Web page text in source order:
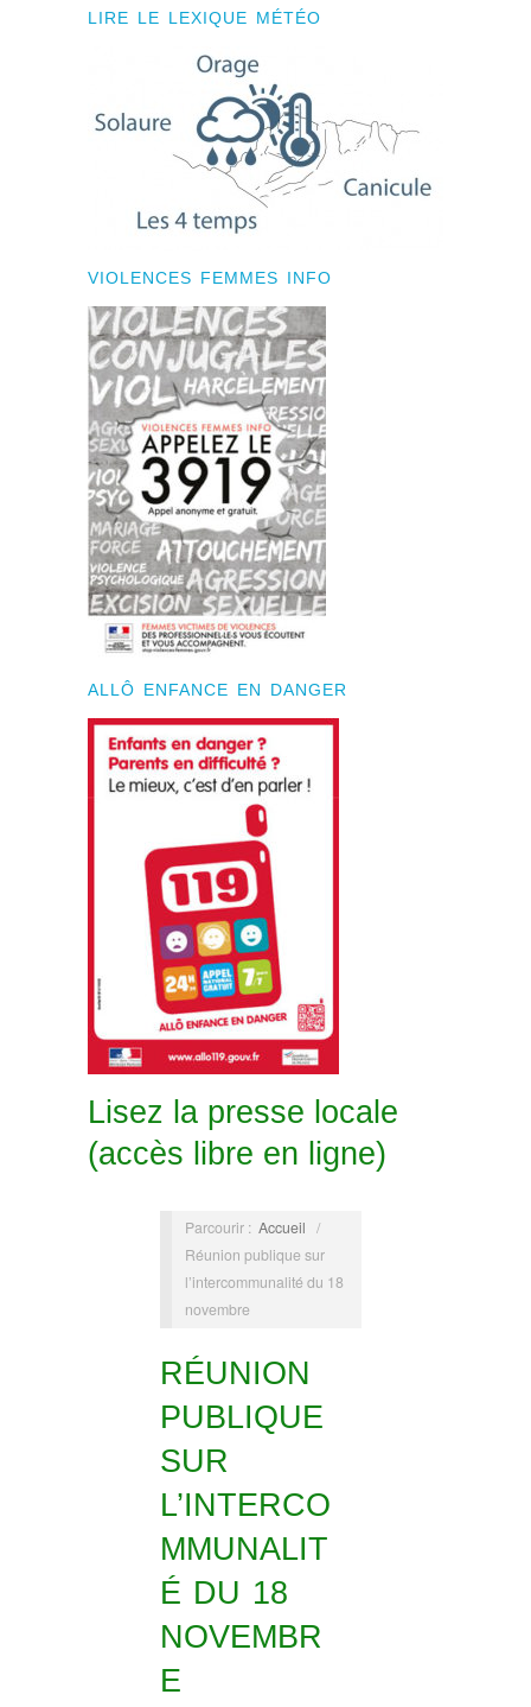
LIRE LE LEXIQUE MÉTÉO
VIOLENCES FEMMES INFO
ALLÔ ENFANCE EN DANGER
Lisez la presse locale
(accès libre en ligne)
Parcourir : Accueil /
Réunion publique sur
l’intercommunalité du 18
novembre
RÉUNION
PUBLIQUE
SUR
L’INTERCO
MMUNALIT
É DU 18
NOVEMBR
E